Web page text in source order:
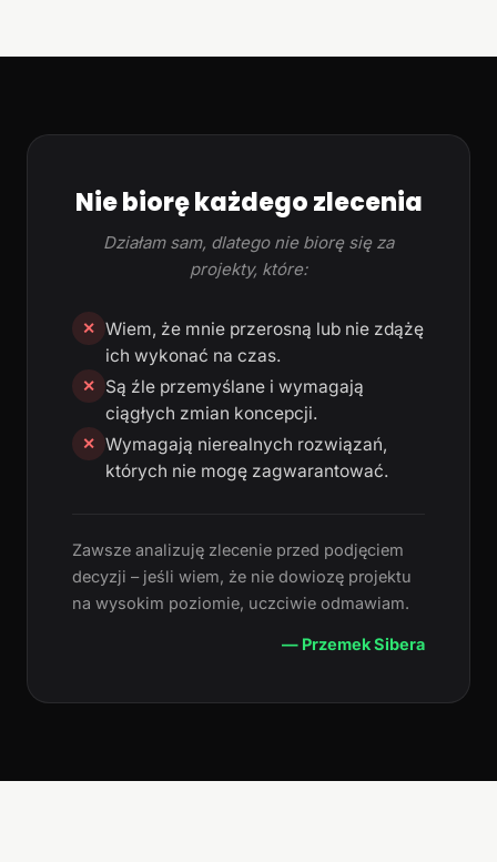
Nie biorę każdego zlecenia
Działam sam, dlatego nie biorę się za
projekty, które:
✕ Wiem, że mnie przerosną lub nie zdążę
ich wykonać na czas.
✕
Są źle przemyślane i wymagają
ciągłych zmian koncepcji.
✕ Wymagają nierealnych rozwiązań,
których nie mogę zagwarantować.
Zawsze analizuję zlecenie przed podjęciem
decyzji – jeśli wiem, że nie dowiozę projektu
na wysokim poziomie, uczciwie odmawiam.
— Przemek Sibera